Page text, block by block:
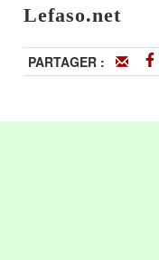
Lefaso.net
PARTAGER :